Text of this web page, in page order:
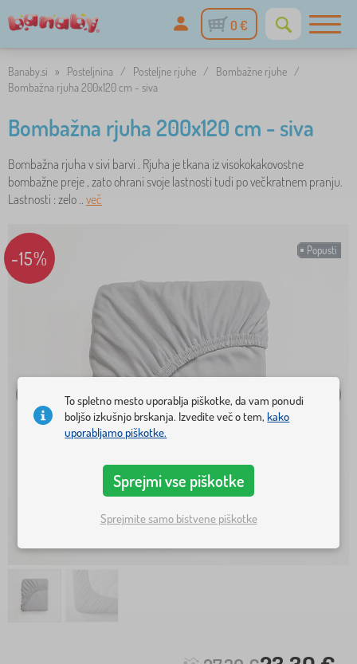
0 €
Banaby.si » Posteljnina / Posteljne rjuhe / Bombažne rjuhe /
Bombažna rjuha 200x120 cm - siva
Bombažna rjuha 200x120 cm - siva
Bombažna rjuha v sivi barvi . Rjuha je tkana iz visokokakovostne
bombažne preje , zato ohrani svoje lastnosti tudi po večkratnem pranju.
Lastnosti : zelo .. več
Popusti
-15%
To spletno mesto uporablja piškotke, da vam ponudi
boljšo izkušnjo brskanja. Izvedite več o tem,kako
uporabljamo piškotke.
Sprejmi vse piškotke
Sprejmite samo bistvene piškotke